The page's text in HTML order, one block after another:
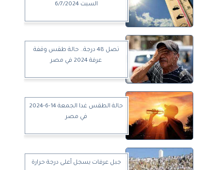
السبت 6/7/2024
تصل 48 درجة.. حالة طقس وقفة
عرفة 2024 في مصر
حالة الطقس غدا الجمعة 14-6-2024
في مصر
جبل عرفات يسجل أعلى درجة حرارة